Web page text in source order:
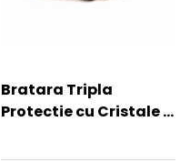
Bratara Tripla
Protectie cu Cristale 6
Obsidian Negru si